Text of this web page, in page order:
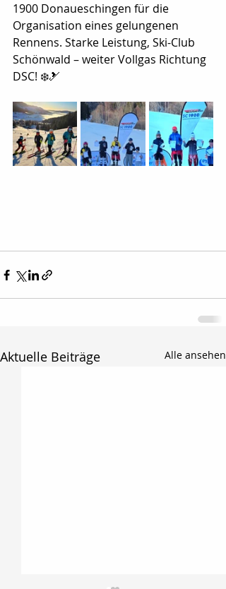
1900 Donaueschingen für die
Organisation eines gelungenen
Rennens. Starke Leistung, Ski-Club
Schönwald – weiter Vollgas Richtung
DSC! ❄️🎿
Aktuelle Beiträge Alle ansehen